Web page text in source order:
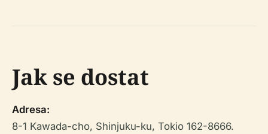
Jak se dostat
Adresa:
8-1 Kawada-cho, Shinjuku-ku, Tokio 162-8666.